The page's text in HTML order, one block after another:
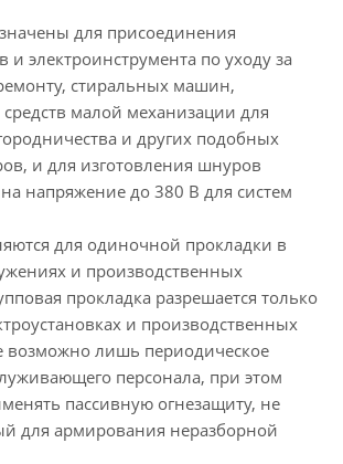
для присоединения
и электроинструмента по уходу за
стиральных машин,
малой механизации для
и других подобных
и для изготовления шнуров
напряжение до 380 В для систем
для одиночной прокладки в
и производственных
прокладка разрешается только
и производственных
возможно лишь периодическое
персонала, при этом
пассивную огнезащиту, не
для армирования неразборной